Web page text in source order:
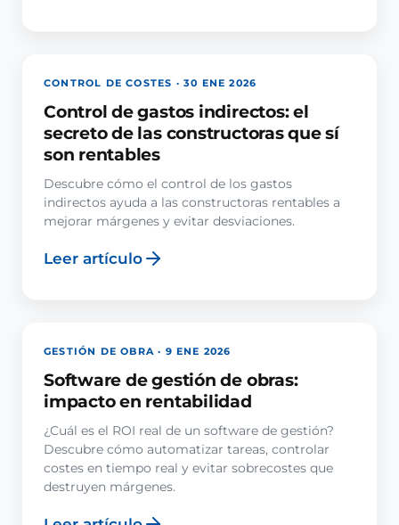
CONTROL DE COSTES · 30 ENE 2026
Control de gastos indirectos: el
secreto de las constructoras que sí
son rentables
Descubre cómo el control de los gastos
indirectos ayuda a las constructoras rentables a
mejorar márgenes y evitar desviaciones.
Leer artículo
GESTIÓN DE OBRA · 9 ENE 2026
Software de gestión de obras:
impacto en rentabilidad
¿Cuál es el ROI real de un software de gestión?
Descubre cómo automatizar tareas, controlar
costes en tiempo real y evitar sobrecostes que
destruyen márgenes.